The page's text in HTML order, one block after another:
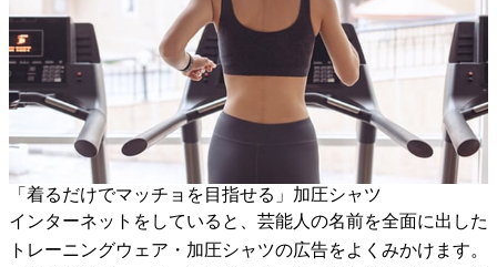
「着るだけでマッチョを目指せる」加圧シャツ
インターネットをしていると、芸能人の名前を全面に出した
トレーニングウェア・加圧シャツの広告をよくみかけます。